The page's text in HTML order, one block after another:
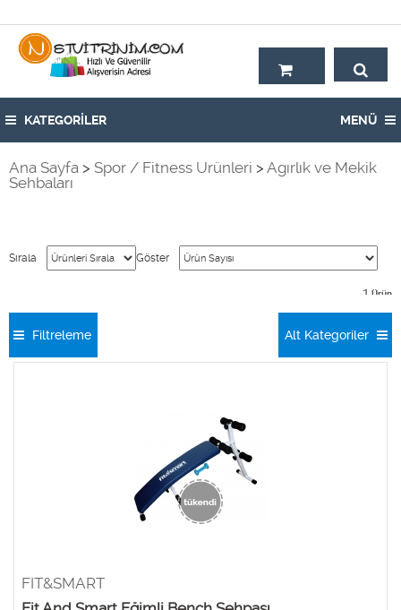
KATEGORİLER MENÜ
Ana Sayfa > Spor / Fitness Ürünleri > Agırlık ve Mekik
Sehbaları
Sırala Göster
1 Ürün
Filtreleme Alt Kategoriler
FIT&SMART